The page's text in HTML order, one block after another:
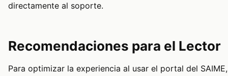
directamente al soporte.
Recomendaciones para el Lector
Para optimizar la experiencia al usar el portal del